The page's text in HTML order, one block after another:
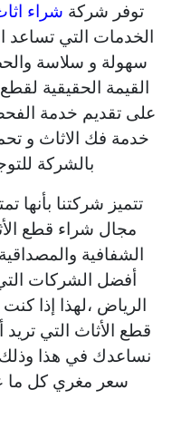
توفر شركة شراء
الخدمات التي تساعد
سهولة و سلاسة
القيمة الحقيقية
على تقديم خدمة
خدمة فك الاثاث و
بالشركة
تتميز شركتنا بأنها
مجال شراء قطع
الشفافية
أفضل الشركات
الرياض ،لهذا إذا
قطع الأثاث التي
نساعدك في هذا
سعر مغري كل ما